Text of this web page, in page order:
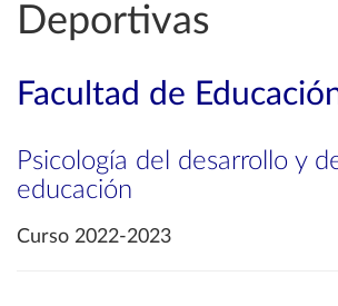
Deportivas
Facultad de
Psicología del desarrollo y
educación
Curso 2022-2023